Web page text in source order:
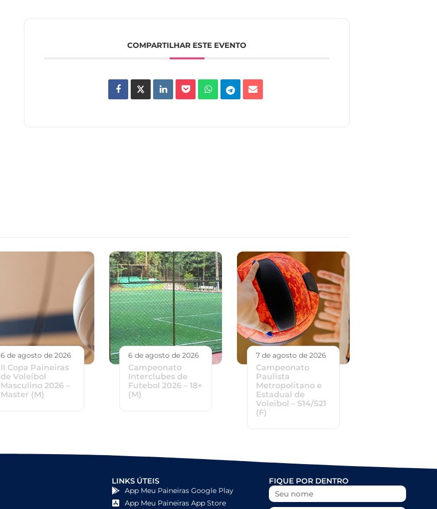
COMPARTILHAR ESTE EVENTO
6 de agosto de 2026
II Copa Paineiras
de Voleibol
Masculino 2026 –
Master (M)
6 de agosto de 2026
Campeonato
Interclubes de
Futebol 2026 – 18+
(M)
7 de agosto de 2026
Campeonato
Paulista
Metropolitano e
Estadual de
Voleibol – S14/S21
(F)
LINKS ÚTEIS
App Meu Paineiras Google Play
App Meu Paineiras App Store
FIQUE POR DENTRO